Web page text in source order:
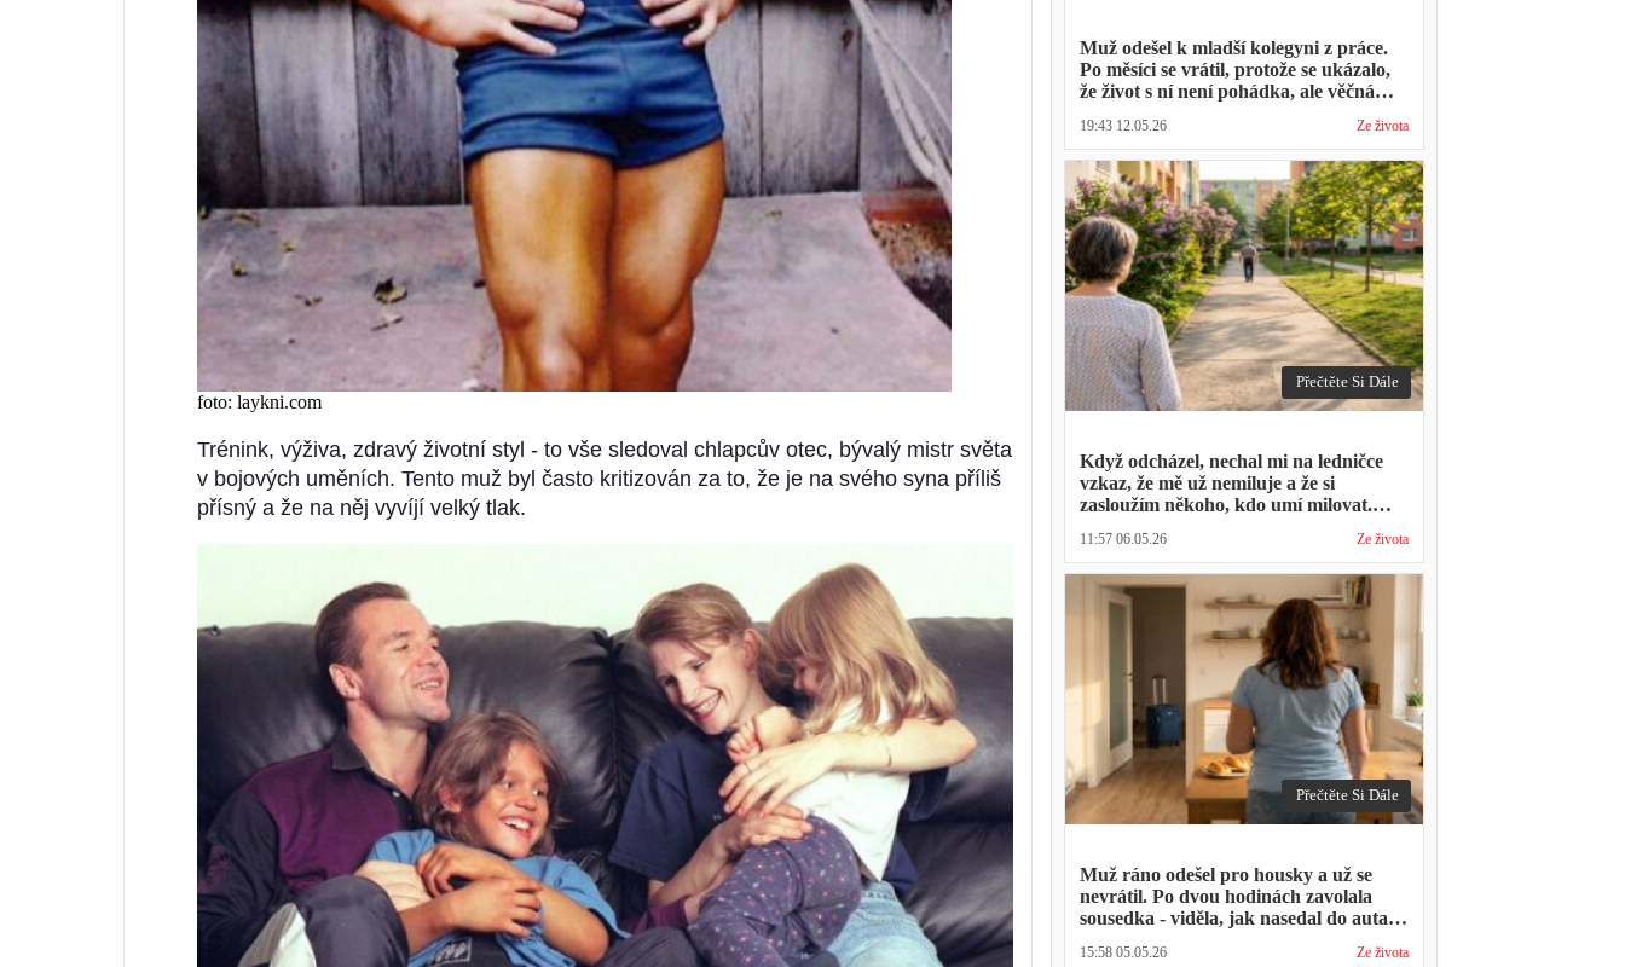
foto: laykni.com
Trénink, výživa, zdravý životní styl - to vše sledoval chlapcův otec, bývalý mistr světa
v bojových uměních. Tento muž byl často kritizován za to, že je na svého syna příliš
přísný a že na něj vyvíjí velký tlak.
Muž odešel k mladší kolegyni z práce.
Po měsíci se vrátil, protože se ukázalo,
že život s ní není pohádka, ale věčná
19:43 12.05.26 Ze života
Přečtěte Si Dále
Když odcházel, nechal mi na ledničce
vzkaz, že mě už nemiluje a že si
zasloužím někoho, kdo umí milovat.
mohl přijít na nedělní oběd, protože ta
druhá ho vyhodila a nemá kde strávit
svátky
11:57 06.05.26 Ze života
Přečtěte Si Dále
Muž ráno odešel pro housky a už se
nevrátil. Po dvou hodinách zavolala
sousedka - viděla, jak nasedal do auta s
týden pomáhala balit na služební cestu
15:58 05.05.26 Ze života